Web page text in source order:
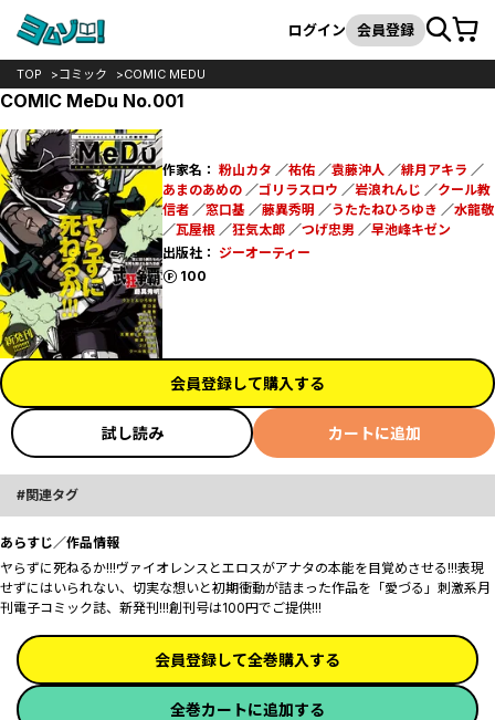
検索
ログイン 会員登録カート
TOP コミック COMIC MEDU
COMIC MeDu No.001
作家名： 粉山カタ ／祐佑／袁藤沖人／緋月アキラ ／
あまのあめの／ゴリラスロウ ／岩浪れんじ ／クール教
信者／窓口基／藤異秀明 ／うたたねひろゆき ／水龍敬
／瓦屋根／狂気太郎／つげ忠男 ／早池峰キゼン
出版社： ジーオーティー
100
ポイント
会員登録して購入する
試し読み カートに追加
関連タグ
あらすじ／作品情報
ヤらずに死ねるか!!!ヴァイオレンスとエロスがアナタの本能を目覚めさせる!!!表現
せずにはいられない、切実な想いと初期衝動が詰まった作品を「愛づる」刺激系月
刊電子コミック誌、新発刊!!!創刊号は100円でご提供!!!
会員登録して全巻購入する
全巻カートに追加する